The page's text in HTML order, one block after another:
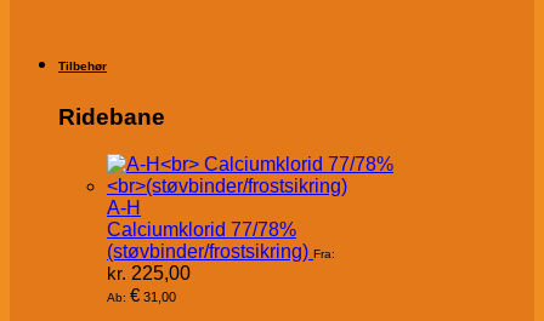
Tilbehør
Ridebane
A-H
Calciumklorid 77/78%
(støvbinder/frostsikring) Fra:
kr. 225,00
Ab: € 31,00